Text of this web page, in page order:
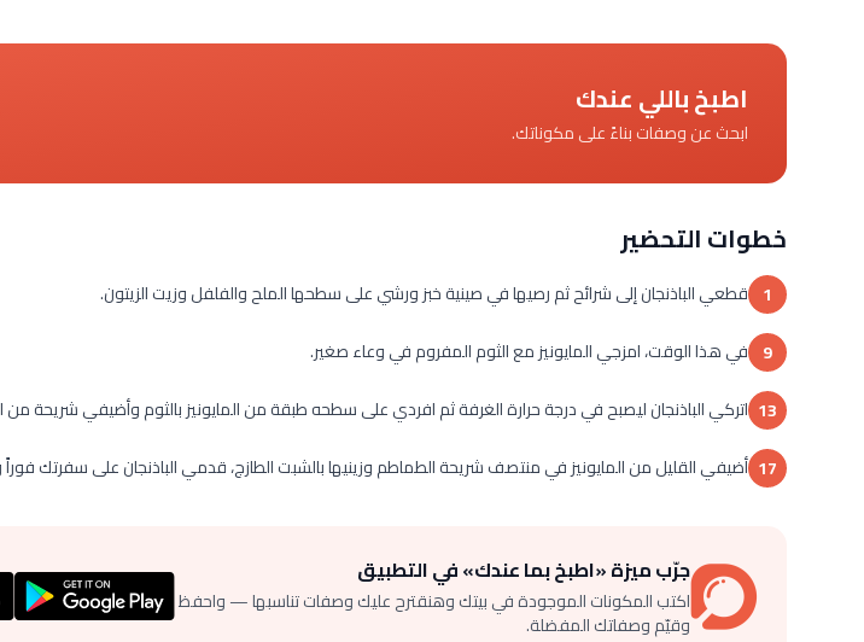
اطبخ باللي عندك
ابحث عن وصفات بناءً على مكوناتك.
خطوات التحضير
1 قطعي الباذنجان إلى شرائح ثم رصيها في صينية خبز ورشي على سطحها الملح والفلفل وزيت الزيتون.
9 في هذا الوقت، امزجي المايونيز مع الثوم المفروم في وعاء صغير.
13 اتركي الباذنجان ليصبح في درجة حرارة الغرفة ثم افردي على سطحه طبقة من المايونيز بالثوم وأضيفي شريحة
17 أضيفي القليل من المايونيز في منتصف شريحة الطماطم وزينيها بالشبت الطازج، قدمي الباذنجان على سفرتك فوراً
جرّب ميزة «اطبخ بما عندك» في التطبيق
اكتب المكونات الموجودة في بيتك وهنقترح عليك وصفات تناسبها — واحفظ
وقيّم وصفاتك المفضلة.